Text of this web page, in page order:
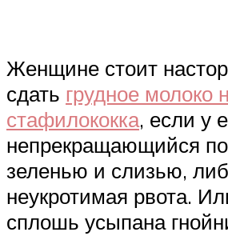
Женщине стоит
сдать грудное молоко
стафилококка, если у
непрекращающийся
зеленью и слизью,
неукротимая рвота.
сплошь усыпана